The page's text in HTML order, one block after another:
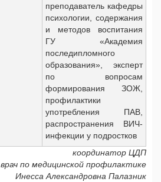
преподаватель кафедры
психологии, содержания
и методов воспитания
ГУ «Академия
последипломного
образования», эксперт
по вопросам
формирования ЗОЖ,
профилактики
употребления ПАВ,
распространения ВИЧ-
инфекции у подростков
координатор ЦДП
врач по медицинской профилактике
Инесса Александровна Палазник